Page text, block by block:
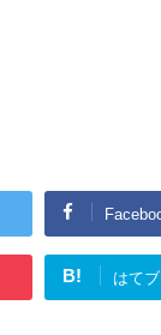
B! はてブ